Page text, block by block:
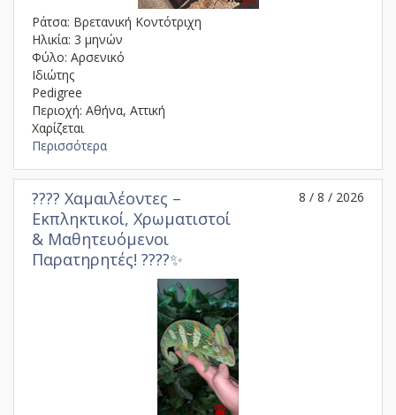
Ράτσα: Βρετανική Κοντότριχη
Ηλικία: 3 μηνών
Φύλο: Αρσενικό
Ιδιώτης
Pedigree
Περιοχή: Αθήνα, Αττική
Χαρίζεται
Περισσότερα
???? Χαμαιλέοντες –
Εκπληκτικοί, Χρωματιστοί
& Μαθητευόμενοι
Παρατηρητές! ????✨
8 / 8 / 2026